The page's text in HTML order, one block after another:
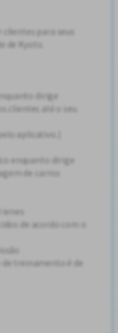
para seus
Kyoto.
dirige
clientes até o seu
aplicativo.)
enquanto dirige
de carros
de acordo com o
de treinamento é de